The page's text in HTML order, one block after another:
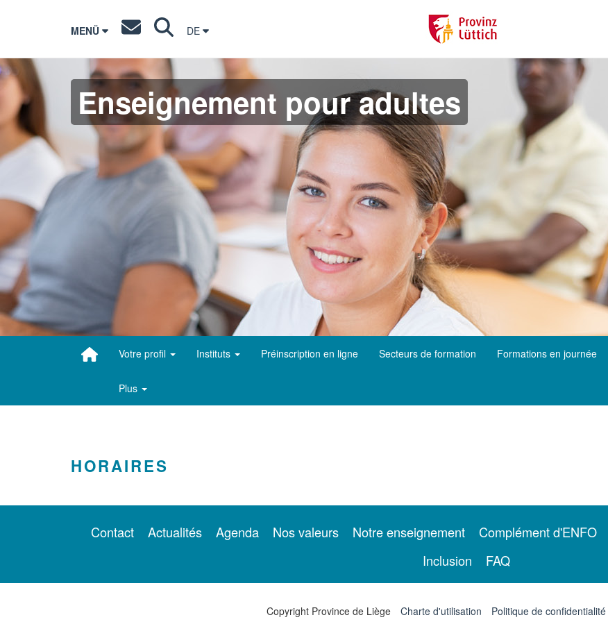
MENÜ DE
Enseignement pour adultes
Votre profil Instituts Préinscription en ligne Secteurs de formation Formations en journée
Plus
HORAIRES
Contact Actualités Agenda Nos valeurs Notre enseignement Complément d'ENFO
Inclusion
FAQ
Copyright Province de Liège Charte d'utilisation Politique de confidentialité